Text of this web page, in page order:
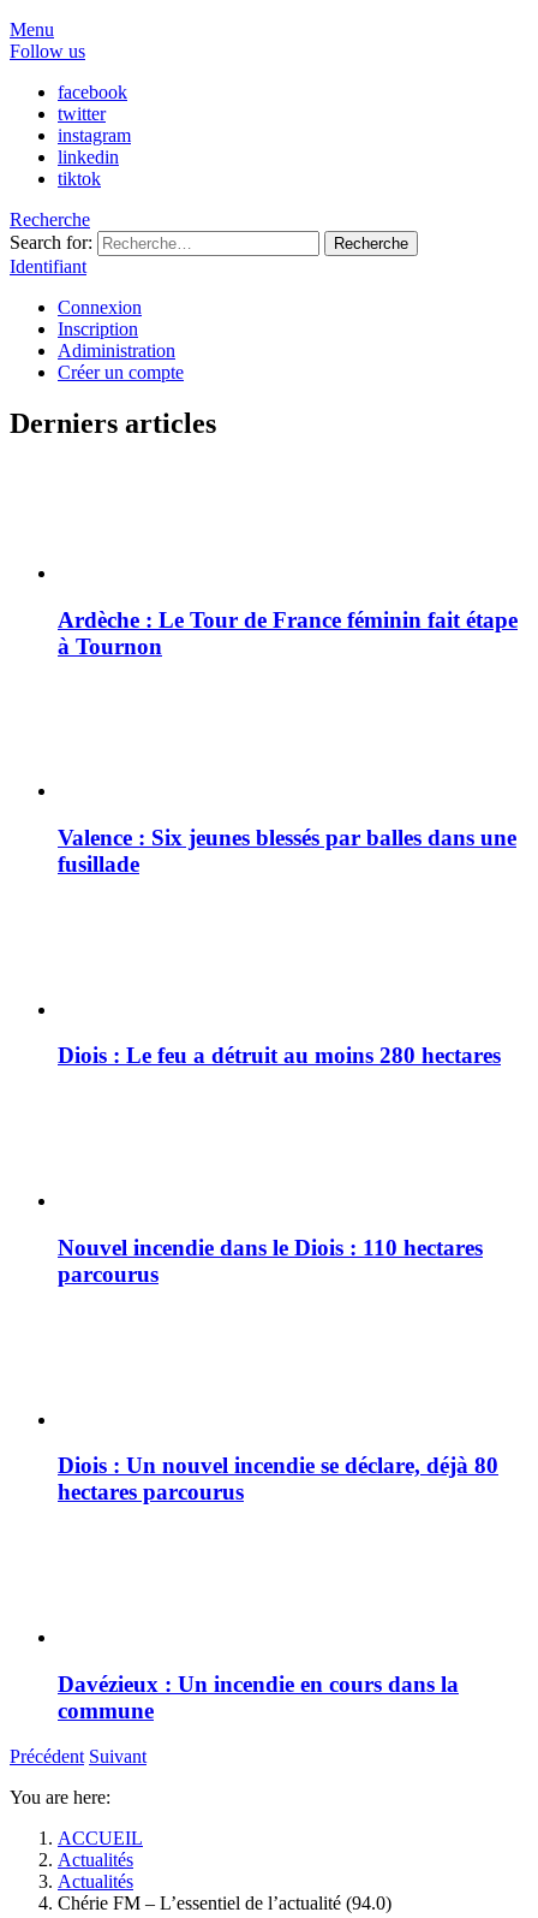
Menu
Follow us
facebook
twitter
instagram
linkedin
tiktok
Recherche
Search for:
Recherche
Identifiant
Connexion
Inscription
Adiministration
Créer un compte
Derniers articles
Ardèche : Le Tour de France féminin fait étape
à Tournon
Valence : Six jeunes blessés par balles dans une
fusillade
Diois : Le feu a détruit au moins 280 hectares
Nouvel incendie dans le Diois : 110 hectares
parcourus
Diois : Un nouvel incendie se déclare, déjà 80
hectares parcourus
Davézieux : Un incendie en cours dans la
commune
Précédent Suivant
You are here:
ACCUEIL
Actualités
Actualités
Chérie FM – L’essentiel de l’actualité (94.0)